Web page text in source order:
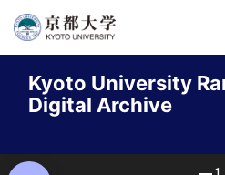
Skip
contentKyoto University
Digital Archive